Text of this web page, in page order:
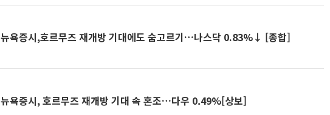
뉴욕증시,호르무즈 재개방 기대에도 숨고르기…나스닥 0.83%↓ [종합]
뉴욕증시, 호르무즈 재개방 기대 속 혼조…다우 0.49%[상보]